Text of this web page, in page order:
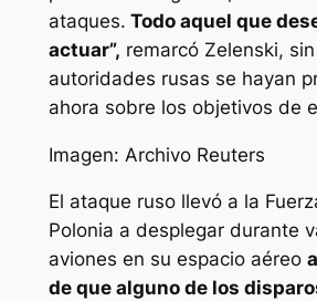
ataques. Todo aquel que
actuar”, remarcó Zelenski,
autoridades rusas se hayan
ahora sobre los objetivos de
Imagen: Archivo Reuters
El ataque ruso llevó a la
Polonia a desplegar durante
aviones en su espacio aéreo
de que alguno de los